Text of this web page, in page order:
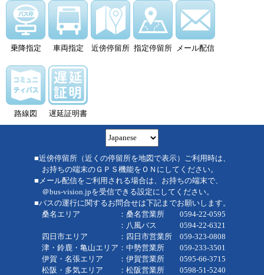
乗降指定 車両指定 近傍停留所 指定停留所 メール配信
路線図 遅延証明書
■近傍停留所（近くの停留所を地図で表示）ご利用時は、
お持ちの端末のＧＰＳ機能をＯＮにしてください。
■メール配信をご利用される場合は、お持ちの端末で、
＠bus-vision.jpを受信できる設定にしてください。
■バスの運行に関するお問合せは下記までお願いします。
桑名エリア ：桑名営業所 0594-22-0595
：八風バス 0594-22-6321
四日市エリア ：四日市営業所 059-323-0808
津・鈴鹿・亀山エリア：中勢営業所 059-233-3501
伊賀・名張エリア ：伊賀営業所 0595-66-3715
松阪・多気エリア ：松阪営業所 0598-51-5240